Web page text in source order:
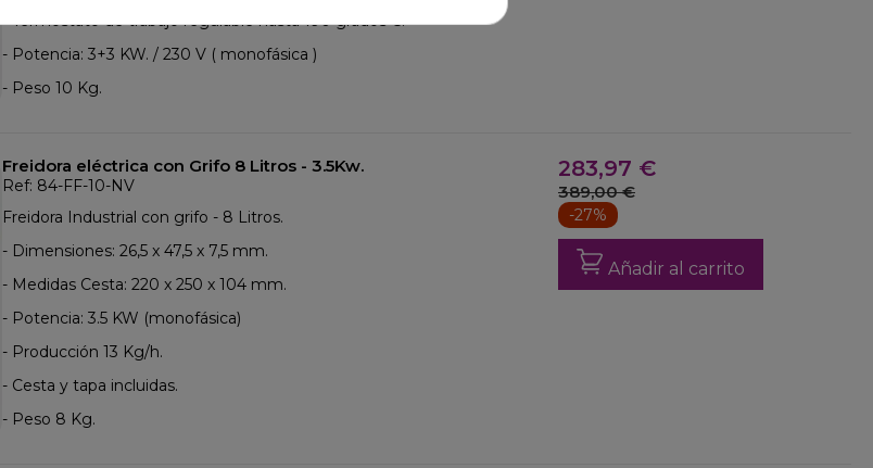
- Termostato de trabajo regulable hasta 190 grados C.
- Potencia: 3+3 KW. / 230 V ( monofásica )
- Peso 10 Kg.
Freidora eléctrica con Grifo 8 Litros - 3.5Kw.
Ref: 84-FF-10-NV
Freidora Industrial con grifo - 8 Litros.
- Dimensiones: 26,5 x 47,5 x 7,5 mm.
- Medidas Cesta: 220 x 250 x 104 mm.
- Potencia: 3.5 KW (monofásica)
- Producción 13 Kg/h.
- Cesta y tapa incluidas.
- Peso 8 Kg.
283,97 €
389,00 €
-27%
Añadir al carrito